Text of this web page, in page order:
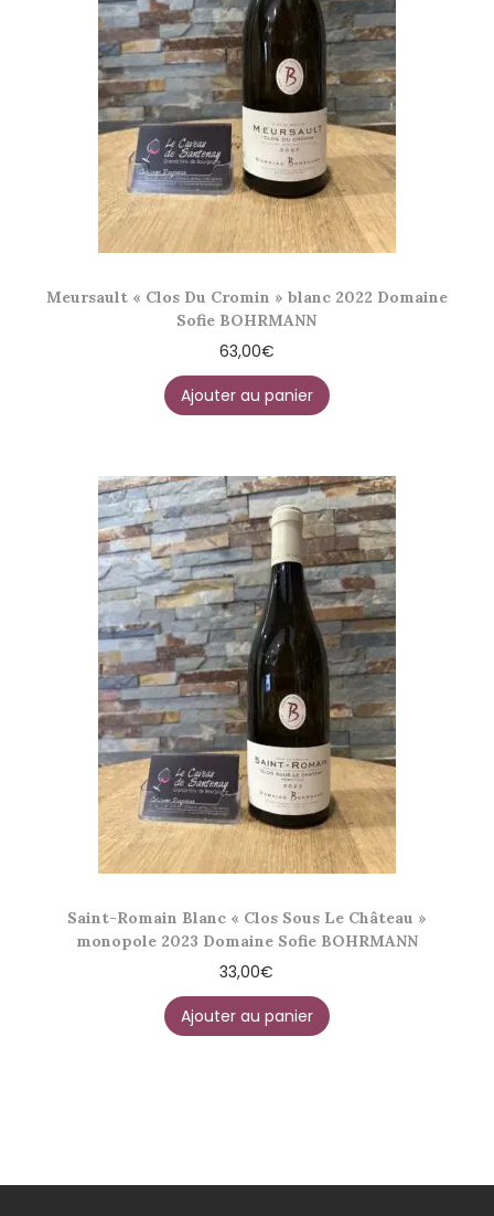
Meursault « Clos Du Cromin » blanc 2022 Domaine
Sofie BOHRMANN
63,00€
Ajouter au panier
Saint-Romain Blanc « Clos Sous Le Château »
monopole 2023 Domaine Sofie BOHRMANN
33,00€
Ajouter au panier